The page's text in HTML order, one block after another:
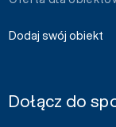
Dodaj swój obiekt
Dołącz do